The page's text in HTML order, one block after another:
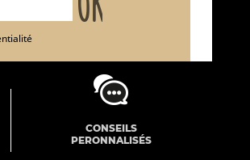
CONSEILS
PERONNALISÉS